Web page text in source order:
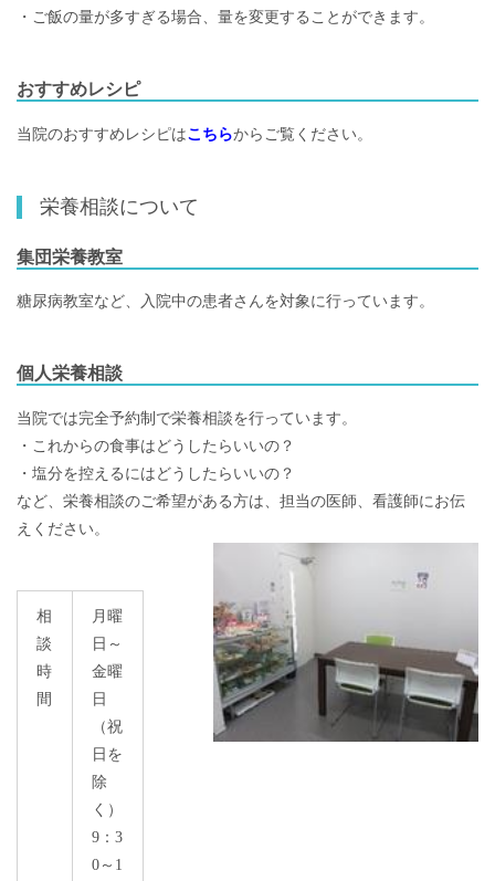
・ご飯の量が多すぎる場合、量を変更することができます。
おすすめレシピ
当院のおすすめレシピはこちらからご覧ください。
栄養相談について
集団栄養教室
糖尿病教室など、入院中の患者さんを対象に行っています。
個人栄養相談
当院では完全予約制で栄養相談を行っています。
・これからの食事はどうしたらいいの？
・塩分を控えるにはどうしたらいいの？
など、栄養相談のご希望がある方は、担当の医師、看護師にお伝
えください。
相
談
時
間
月曜
日～
金曜
日
（祝
日を
除
く）
9：3
0～1